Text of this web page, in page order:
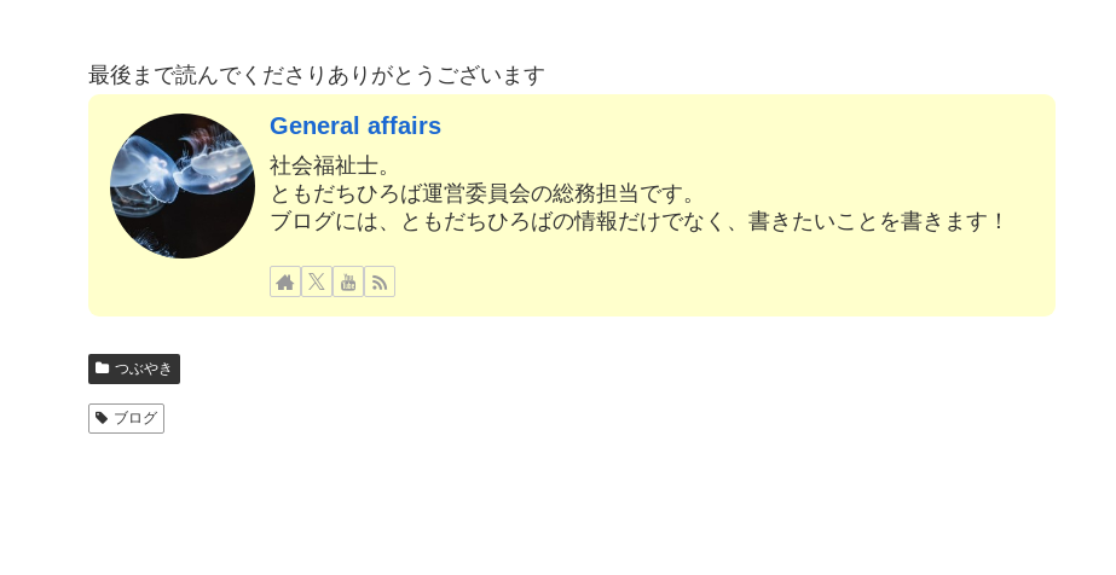
最後まで読んでくださりありがとうございます
General affairs
社会福祉士。
ともだちひろば運営委員会の総務担当です。
ブログには、ともだちひろばの情報だけでなく、書きたいことを書きます！
つぶやき
ブログ